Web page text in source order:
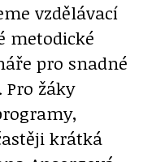
vzdělávací
metodické
pro snadné
žáky
krátká